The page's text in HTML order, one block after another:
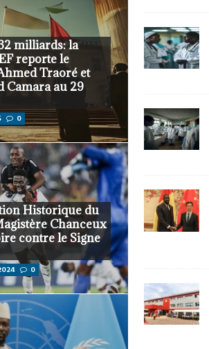
milliards: la
reporte le
Traoré et
Camara au 29
0
Historique du
Chanceux
contre le Signe
0